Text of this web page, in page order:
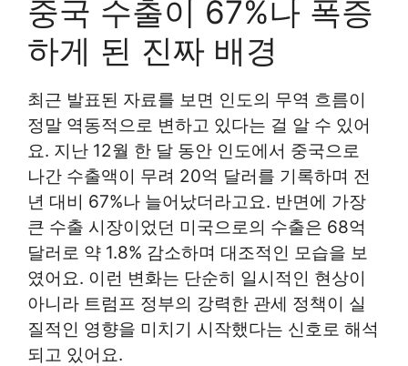
중국 수출이 67%나 폭증
하게 된 진짜 배경
최근 발표된 자료를 보면 인도의 무역 흐름이
정말 역동적으로 변하고 있다는 걸 알 수 있어
요. 지난 12월 한 달 동안 인도에서 중국으로
나간 수출액이 무려 20억 달러를 기록하며 전
년 대비 67%나 늘어났더라고요. 반면에 가장
큰 수출 시장이었던 미국으로의 수출은 68억
달러로 약 1.8% 감소하며 대조적인 모습을 보
였어요. 이런 변화는 단순히 일시적인 현상이
아니라 트럼프 정부의 강력한 관세 정책이 실
질적인 영향을 미치기 시작했다는 신호로 해석
되고 있어요.